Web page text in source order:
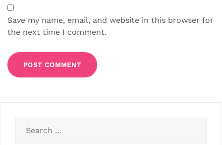
Save my name, email, and website in this browser for
the next time I comment.
for: